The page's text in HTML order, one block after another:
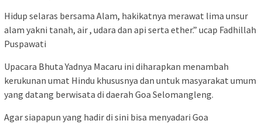
Hidup selaras bersama Alam, hakikatnya merawat lima unsur
alam yakni tanah, air , udara dan api serta ether.” ucap Fadhillah
Puspawati
Upacara Bhuta Yadnya Macaru ini diharapkan menambah
kerukunan umat Hindu khususnya dan untuk masyarakat umum
yang datang berwisata di daerah Goa Selomangleng.
Agar siapapun yang hadir di sini bisa menyadari Goa